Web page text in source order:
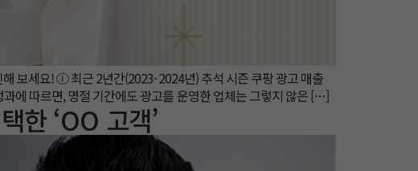
보세요! ⓘ 최근 2년간(2023-2024년) 추석 시즌 쿠팡 광고 매출
에 따르면, 명절 기간에도 광고를 운영한 업체는 그렇지 않은 […]
한 ‘OO 고객’